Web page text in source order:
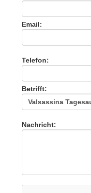
Email:
Telefon:
Betrifft:
Nachricht: